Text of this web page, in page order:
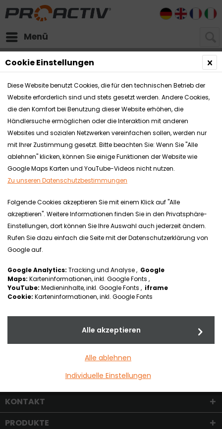
Menü
DE EN FR
Downloads Reha-Technik Zubehör
Sitz- und Rückensysteme
Dokumentation
KONTAKT
PRODUKTE
Cookie Einstellungen
Diese Website benutzt Cookies, die für den technischen Betrieb der
Website erforderlich sind und stets gesetzt werden. Andere Cookies,
die den Komfort bei Benutzung dieser Website erhöhen, die
Händlersuche ermöglichen oder die Interaktion mit anderen
Websites und sozialen Netzwerken vereinfachen sollen, werden nur
mit Ihrer Zustimmung gesetzt. Bitte beachten Sie: Wenn Sie "Alle
ablehnen" klicken, können Sie einige Funktionen der Website wie
Google Maps Karten und YouTube-Videos nicht nutzen.
Zu unseren Datenschutzbestimmungen
Folgende Cookies akzeptieren Sie mit einem Klick auf "Alle
akzeptieren". Weitere Informationen finden Sie in den Privatsphäre-
Einstellungen, dort können Sie Ihre Auswahl auch jederzeit ändern.
Rufen Sie dazu einfach die Seite mit der Datenschutzerklärung von
Google auf.
Google Analytics: Tracking und Analyse , Google
Maps: Karteninformationen, inkl. Google Fonts ,
YouTube: Medieninhalte, inkl. Google Fonts , iframe
Cookie: Karteninformationen, inkl. Google Fonts
Individuelle Einstellungen
Alle ablehnen
Alle akzeptieren